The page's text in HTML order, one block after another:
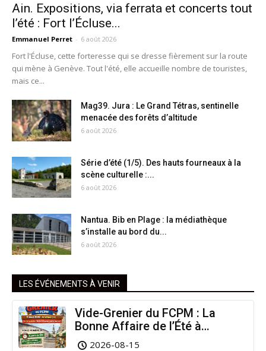
Ain. Expositions, via ferrata et concerts tout
l’été : Fort l’Écluse...
Emmanuel Perret - 6 août 2026
Fort l'Écluse, cette forteresse qui se dresse fièrement sur la route
qui mène à Genève. Tout l'été, elle accueille nombre de touristes,
mais ce...
Mag39. Jura : Le Grand Tétras, sentinelle
menacée des forêts d’altitude
6 août 2026
Série d’été (1/5). Des hauts fourneaux à la
scène culturelle :...
6 août 2026
Nantua. Bib en Plage : la médiathèque
s’installe au bord du...
6 août 2026
LES ÉVÉNEMENTS À VENIR
Vide-Grenier du FCPM : La
Bonne Affaire de l’Été à
Arinthod !
2026-08-15